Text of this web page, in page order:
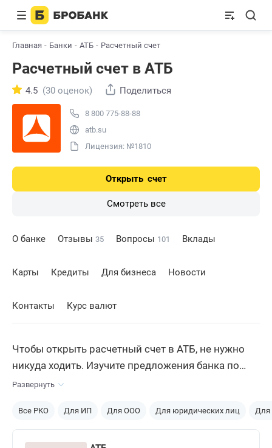
Главная Банки АТБ Расчетный счет
Расчетный счет в АТБ
8 800 775-88-88
atb.su
Лицензия: №1810
4.5 (30 оценок) Поделиться
Открыть счет
Смотреть все
О банке Отзывы 35 Вопросы 101 Вклады
Карты Кредиты Для бизнеса Новости
Контакты Курс валют
Чтобы открыть расчетный счет в АТБ, не нужно
никуда ходить. Изучите предложения банка по
РКО и подавайте заявку на подключение онлайн
реквизиты, которые можно использовать в
работе.
Развернуть
Все РКО Для ИП Для ООО Для юридических лиц Для